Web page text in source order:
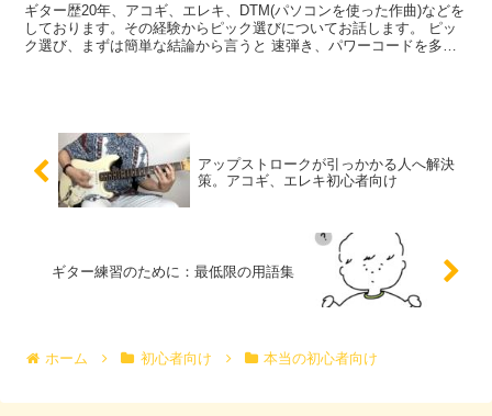
ギター歴20年、アコギ、エレキ、DTM(パソコンを使った作曲)などを
しております。その経験からピック選びについてお話します。 ピッ
ク選び、まずは簡単な結論から言うと 速弾き、パワーコードを多用
アップストロークが引っかかる人へ解決
策。アコギ、エレキ初心者向け
ギター練習のために：最低限の用語集
ホーム 初心者向け 本当の初心者向け